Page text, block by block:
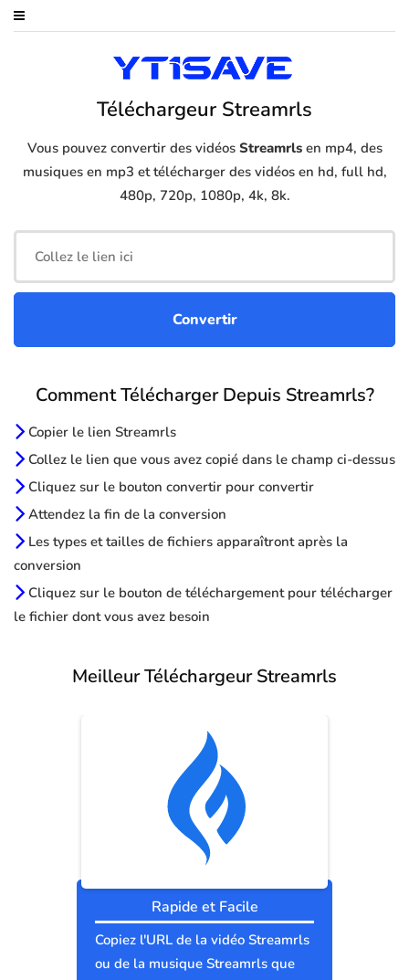
Téléchargeur Streamrls
Vous pouvez convertir des vidéos Streamrlsen mp4, des
musiques en mp3 et télécharger des vidéos en hd, full hd,
480p, 720p, 1080p, 4k, 8k.
Comment Télécharger Depuis Streamrls?
Copier le lien Streamrls
Collez le lien que vous avez copié dans le champ ci-dessus
Cliquez sur le bouton convertir pour convertir
Attendez la fin de la conversion
Les types et tailles de fichiers apparaîtront après la
conversion
Cliquez sur le bouton de téléchargement pour télécharger
le fichier dont vous avez besoin
Meilleur Téléchargeur Streamrls
Rapide et Facile
Copiez l'URL de la vidéo Streamrls
ou de la musique Streamrls que